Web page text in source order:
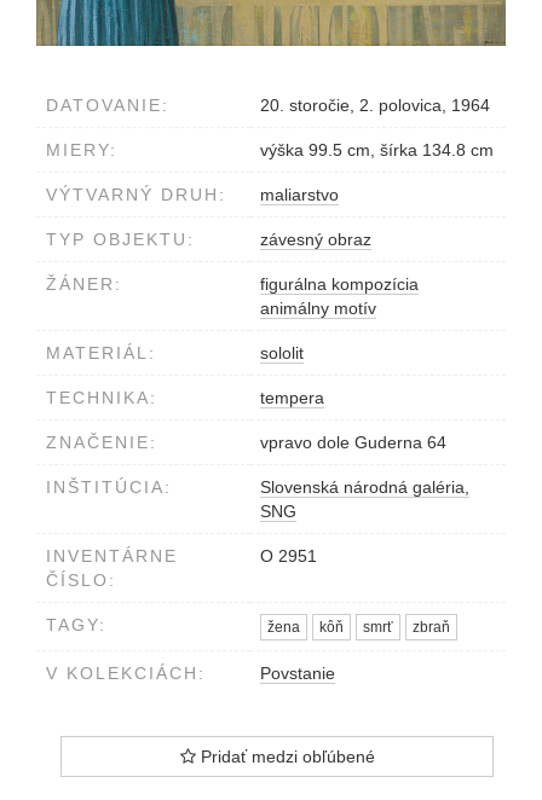
DATOVANIE: 20. storočie, 2. polovica, 1964
MIERY: výška 99.5 cm, šírka 134.8 cm
VÝTVARNÝ DRUH: maliarstvo
TYP OBJEKTU: závesný obraz
ŽÁNER:
figurálna kompozícia
animálny motív
MATERIÁL: sololit
TECHNIKA: tempera
ZNAČENIE: vpravo dole Guderna 64
INŠTITÚCIA:
Slovenská národná galéria,
SNG
INVENTÁRNE
ČÍSLO:
O 2951
TAGY: žena kôň smrť zbraň
V KOLEKCIÁCH: Povstanie
Pridať medzi obľúbené